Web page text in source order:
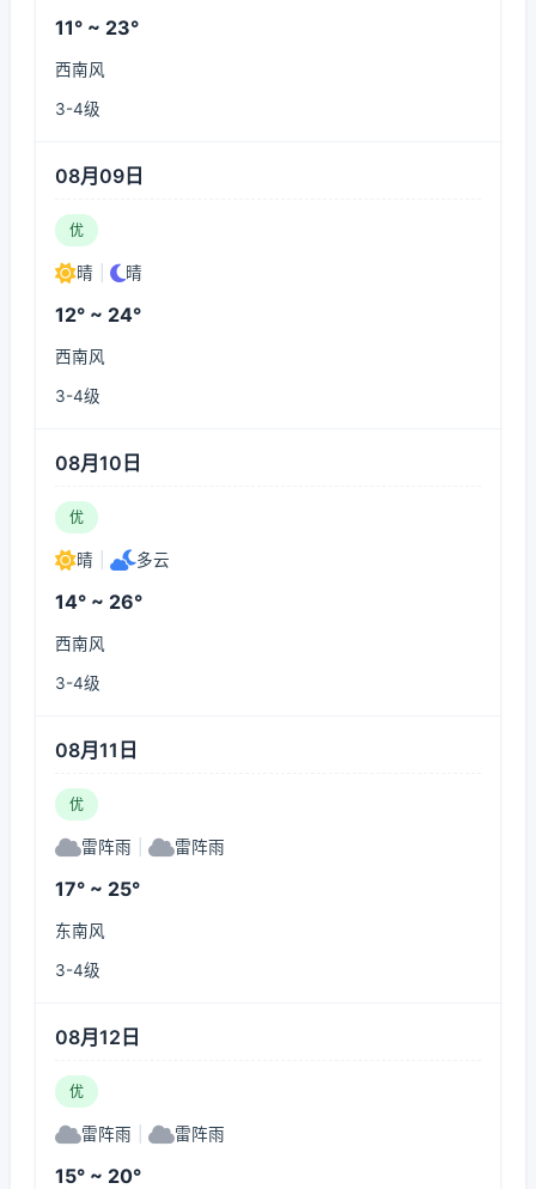
11° ~ 23°
西南风
3-4级
08月09日
优
晴 晴
12° ~ 24°
西南风
3-4级
08月10日
优
晴 多云
14° ~ 26°
西南风
3-4级
08月11日
优
雷阵雨 雷阵雨
17° ~ 25°
东南风
3-4级
08月12日
优
雷阵雨 雷阵雨
15° ~ 20°